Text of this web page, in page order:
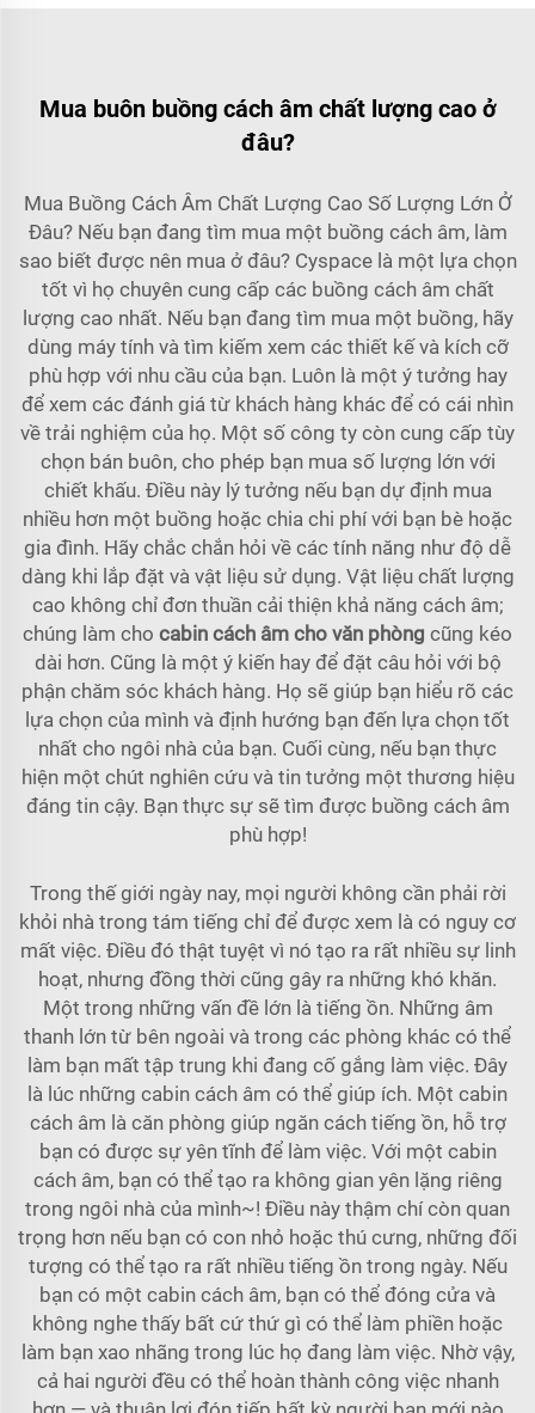
Mua buôn buồng cách âm chất lượng cao ở
đâu?
Mua Buồng Cách Âm Chất Lượng Cao Số Lượng Lớn Ở
Đâu? Nếu bạn đang tìm mua một buồng cách âm, làm
sao biết được nên mua ở đâu? Cyspace là một lựa chọn
tốt vì họ chuyên cung cấp các buồng cách âm chất
lượng cao nhất. Nếu bạn đang tìm mua một buồng, hãy
dùng máy tính và tìm kiếm xem các thiết kế và kích cỡ
phù hợp với nhu cầu của bạn. Luôn là một ý tưởng hay
để xem các đánh giá từ khách hàng khác để có cái nhìn
về trải nghiệm của họ. Một số công ty còn cung cấp tùy
chọn bán buôn, cho phép bạn mua số lượng lớn với
chiết khấu. Điều này lý tưởng nếu bạn dự định mua
nhiều hơn một buồng hoặc chia chi phí với bạn bè hoặc
gia đình. Hãy chắc chắn hỏi về các tính năng như độ dễ
dàng khi lắp đặt và vật liệu sử dụng. Vật liệu chất lượng
cao không chỉ đơn thuần cải thiện khả năng cách âm;
chúng làm cho cabin cách âm cho văn phòng cũng kéo
dài hơn. Cũng là một ý kiến hay để đặt câu hỏi với bộ
phận chăm sóc khách hàng. Họ sẽ giúp bạn hiểu rõ các
lựa chọn của mình và định hướng bạn đến lựa chọn tốt
nhất cho ngôi nhà của bạn. Cuối cùng, nếu bạn thực
hiện một chút nghiên cứu và tin tưởng một thương hiệu
đáng tin cậy. Bạn thực sự sẽ tìm được buồng cách âm
phù hợp!
Trong thế giới ngày nay, mọi người không cần phải rời
khỏi nhà trong tám tiếng chỉ để được xem là có nguy cơ
mất việc. Điều đó thật tuyệt vì nó tạo ra rất nhiều sự linh
hoạt, nhưng đồng thời cũng gây ra những khó khăn.
Một trong những vấn đề lớn là tiếng ồn. Những âm
thanh lớn từ bên ngoài và trong các phòng khác có thể
làm bạn mất tập trung khi đang cố gắng làm việc. Đây
là lúc những cabin cách âm có thể giúp ích. Một cabin
cách âm là căn phòng giúp ngăn cách tiếng ồn, hỗ trợ
bạn có được sự yên tĩnh để làm việc. Với một cabin
cách âm, bạn có thể tạo ra không gian yên lặng riêng
trong ngôi nhà của mình~! Điều này thậm chí còn quan
trọng hơn nếu bạn có con nhỏ hoặc thú cưng, những đối
tượng có thể tạo ra rất nhiều tiếng ồn trong ngày. Nếu
bạn có một cabin cách âm, bạn có thể đóng cửa và
không nghe thấy bất cứ thứ gì có thể làm phiền hoặc
làm bạn xao nhãng trong lúc họ đang làm việc. Nhờ vậy,
cả hai người đều có thể hoàn thành công việc nhanh